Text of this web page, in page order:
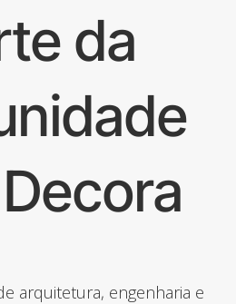
da
arquitetura, engenharia e